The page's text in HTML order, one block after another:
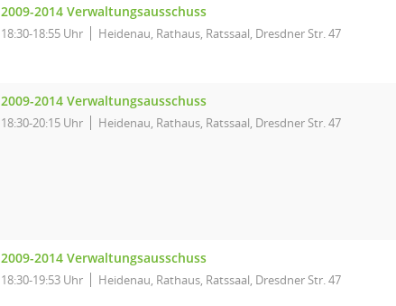
2009-2014 Verwaltungsausschuss
18:30-18:55 Uhr Heidenau, Rathaus, Ratssaal, Dresdner Str. 47
2009-2014 Verwaltungsausschuss
18:30-20:15 Uhr Heidenau, Rathaus, Ratssaal, Dresdner Str. 47
2009-2014 Verwaltungsausschuss
18:30-19:53 Uhr Heidenau, Rathaus, Ratssaal, Dresdner Str. 47